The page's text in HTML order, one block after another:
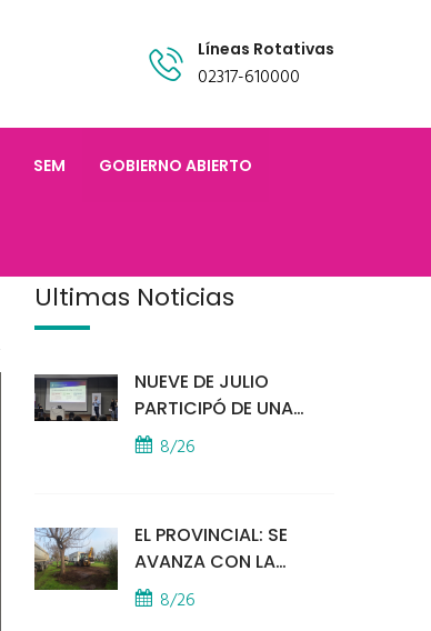
Líneas Rotativas
02317-610000
SEM GOBIERNO ABIERTO
Últimas Noticias
NUEVE DE JULIO
PARTICIPÓ DE UNA
IMPORTANTE
CAPACITACIÓN
8/26
EL PROVINCIAL: SE
AVANZA CON LA
INSTALACIÓN DEL
MÓDULO POLICIAL
8/26